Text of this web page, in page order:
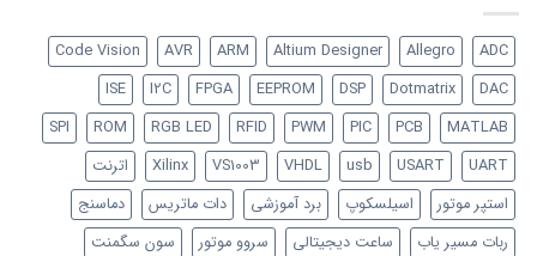
ADC
Allegro
Altium Designer
ARM
AVR
Code Vision
DAC
Dotmatrix
DSP
EEPROM
FPGA
I2C
ISE
MATLAB
PCB
PIC
PWM
RFID
RGB LED
ROM
SPI
UART
USART
usb
VHDL
VS1003
Xilinx
اترنت
استپر موتور
اسیلسکوپ برد آموزشی دات ماتریس
دماسنج
ربات مسیر یاب
ساعت دیجیتالی سروو موتور
سون سگمنت